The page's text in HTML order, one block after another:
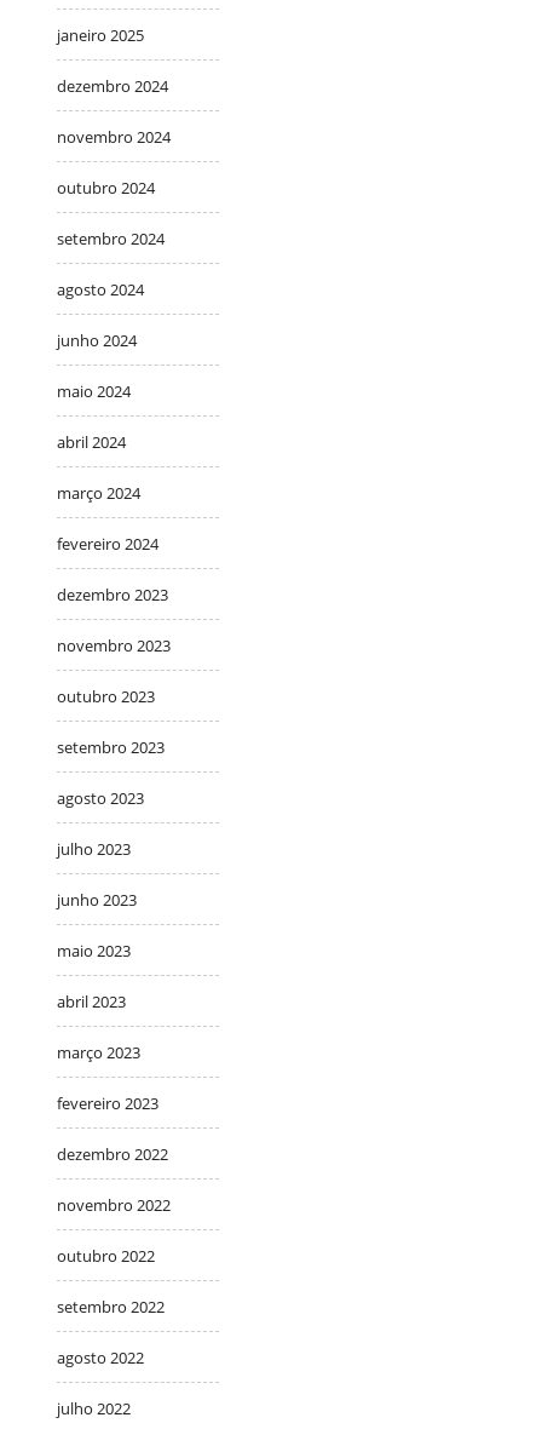
janeiro 2025
dezembro 2024
novembro 2024
outubro 2024
setembro 2024
agosto 2024
junho 2024
maio 2024
abril 2024
março 2024
fevereiro 2024
dezembro 2023
novembro 2023
outubro 2023
setembro 2023
agosto 2023
julho 2023
junho 2023
maio 2023
abril 2023
março 2023
fevereiro 2023
dezembro 2022
novembro 2022
outubro 2022
setembro 2022
agosto 2022
julho 2022